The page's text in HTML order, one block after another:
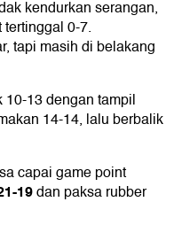
kendurkan serangan,
0-7.
tapi masih di belakang
13 dengan tampil
14-14, lalu berbalik
capai game point
19dan paksa rubber